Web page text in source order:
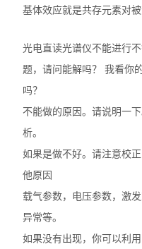
基体效应就是共存元素对
光电直读光谱仪不能进行
题，请问能解吗？ 我看你
吗？
不能做的原因。请说明一
析。
如果是做不好。请注意校
他原因
载气参数，电压参数，激
异常等。
如果没有出现，你可以利